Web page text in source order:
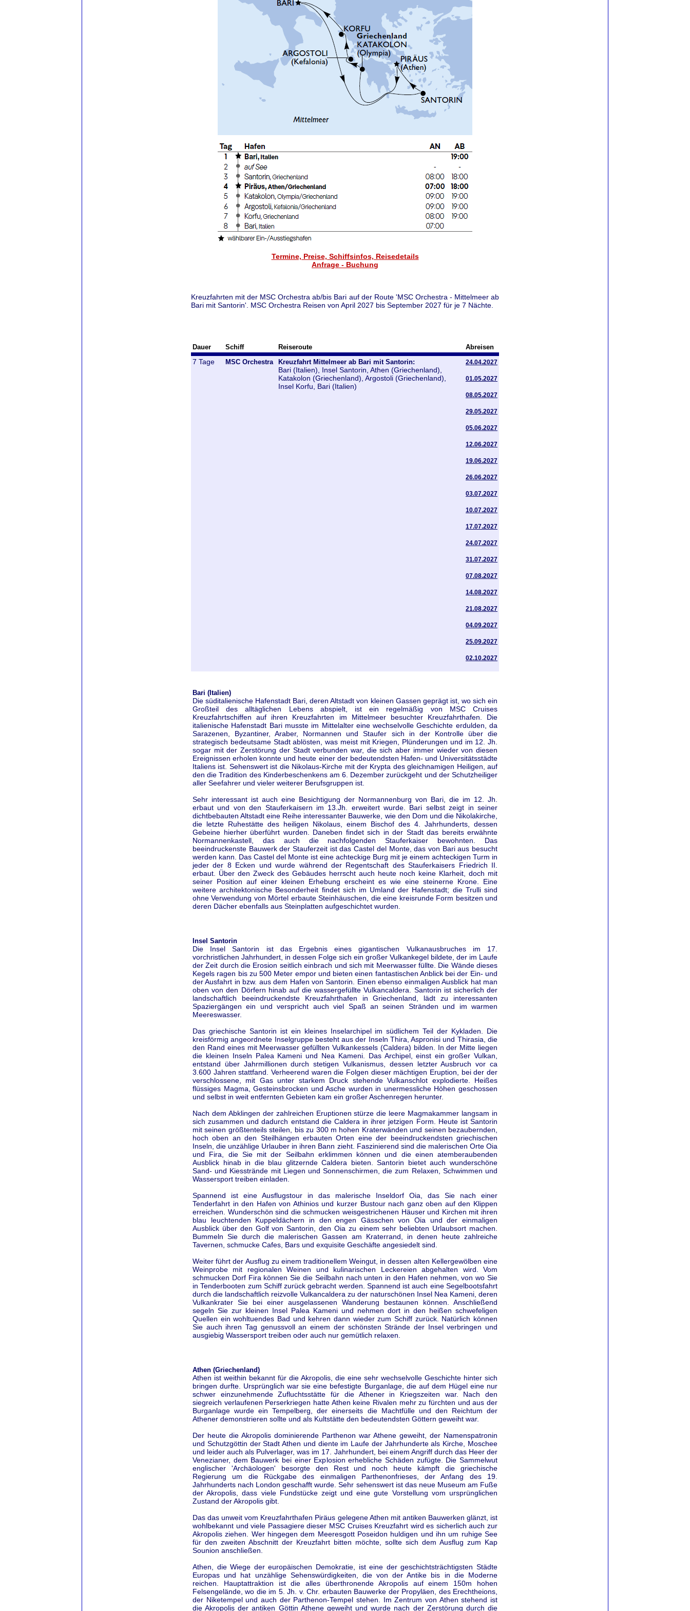
Termine, Preise, Schiffsinfos, Reisedetails
Anfrage - Buchung
Kreuzfahrten mit der MSC Orchestra ab/bis Bari auf der Route 'MSC Orchestra - Mittelmeer ab
Bari mit Santorin'. MSC Orchestra Reisen von April 2027 bis September 2027 für je 7 Nächte.
Dauer Schiff Reiseroute Abreisen
7 Tage MSC Orchestra Kreuzfahrt Mittelmeer ab Bari mit Santorin:
Bari (Italien), Insel Santorin, Athen (Griechenland),
Katakolon (Griechenland), Argostoli (Griechenland),
Insel Korfu, Bari (Italien)
24.04.2027
01.05.2027
08.05.2027
29.05.2027
05.06.2027
12.06.2027
19.06.2027
26.06.2027
03.07.2027
10.07.2027
17.07.2027
24.07.2027
31.07.2027
07.08.2027
14.08.2027
21.08.2027
04.09.2027
25.09.2027
02.10.2027
Bari (Italien)
Die süditalienische Hafenstadt Bari, deren Altstadt von kleinen Gassen geprägt ist, wo sich ein
Großteil des alltäglichen Lebens abspielt, ist ein regelmäßig von MSC Cruises
Kreuzfahrtschiffen auf ihren Kreuzfahrten im Mittelmeer besuchter Kreuzfahrthafen. Die
italienische Hafenstadt Bari musste im Mittelalter eine wechselvolle Geschichte erdulden, da
Sarazenen, Byzantiner, Araber, Normannen und Staufer sich in der Kontrolle über die
strategisch bedeutsame Stadt ablösten, was meist mit Kriegen, Plünderungen und im 12. Jh.
sogar mit der Zerstörung der Stadt verbunden war, die sich aber immer wieder von diesen
Ereignissen erholen konnte und heute einer der bedeutendsten Hafen- und Universitätsstädte
Italiens ist. Sehenswert ist die Nikolaus-Kirche mit der Krypta des gleichnamigen Heiligen, auf
den die Tradition des Kinderbeschenkens am 6. Dezember zurückgeht und der Schutzheiliger
aller Seefahrer und vieler weiterer Berufsgruppen ist.
Sehr interessant ist auch eine Besichtigung der Normannenburg von Bari, die im 12. Jh.
erbaut und von den Stauferkaisern im 13.Jh. erweitert wurde. Bari selbst zeigt in seiner
dichtbebauten Altstadt eine Reihe interessanter Bauwerke, wie den Dom und die Nikolakirche,
die letzte Ruhestätte des heiligen Nikolaus, einem Bischof des 4. Jahrhunderts, dessen
Gebeine hierher überführt wurden. Daneben findet sich in der Stadt das bereits erwähnte
Normannenkastell, das auch die nachfolgenden Stauferkaiser bewohnten. Das
beeindruckenste Bauwerk der Stauferzeit ist das Castel del Monte, das von Bari aus besucht
werden kann. Das Castel del Monte ist eine achteckige Burg mit je einem achteckigen Turm in
jeder der 8 Ecken und wurde während der Regentschaft des Stauferkaisers Friedrich II.
erbaut. Über den Zweck des Gebäudes herrscht auch heute noch keine Klarheit, doch mit
seiner Position auf einer kleinen Erhebung erscheint es wie eine steinerne Krone. Eine
weitere architektonische Besonderheit findet sich im Umland der Hafenstadt; die Trulli sind
ohne Verwendung von Mörtel erbaute Steinhäuschen, die eine kreisrunde Form besitzen und
deren Dächer ebenfalls aus Steinplatten aufgeschichtet wurden.
Insel Santorin
Die Insel Santorin ist das Ergebnis eines gigantischen Vulkanausbruches im 17.
vorchristlichen Jahrhundert, in dessen Folge sich ein großer Vulkankegel bildete, der im Laufe
der Zeit durch die Erosion seitlich einbrach und sich mit Meerwasser füllte. Die Wände dieses
Kegels ragen bis zu 500 Meter empor und bieten einen fantastischen Anblick bei der Ein- und
der Ausfahrt in bzw. aus dem Hafen von Santorin. Einen ebenso einmaligen Ausblick hat man
oben von den Dörfern hinab auf die wassergefüllte Vulkancaldera. Santorin ist sicherlich der
landschaftlich beeindruckendste Kreuzfahrthafen in Griechenland, lädt zu interessanten
Spaziergängen ein und verspricht auch viel Spaß an seinen Stränden und im warmen
Meereswasser.
Das griechische Santorin ist ein kleines Inselarchipel im südlichem Teil der Kykladen. Die
kreisförmig angeordnete Inselgruppe besteht aus der Inseln Thira, Aspronisi und Thirasia, die
den Rand eines mit Meerwasser gefüllten Vulkankessels (Caldera) bilden. In der Mitte liegen
die kleinen Inseln Palea Kameni und Nea Kameni. Das Archipel, einst ein großer Vulkan,
entstand über Jahrmillionen durch stetigen Vulkanismus, dessen letzter Ausbruch vor ca
3.600 Jahren stattfand. Verheerend waren die Folgen dieser mächtigen Eruption, bei der der
verschlossene, mit Gas unter starkem Druck stehende Vulkanschlot explodierte. Heißes
flüssiges Magma, Gesteinsbrocken und Asche wurden in unermessliche Höhen geschossen
und selbst in weit entfernten Gebieten kam ein großer Aschenregen herunter.
Nach dem Abklingen der zahlreichen Eruptionen stürze die leere Magmakammer langsam in
sich zusammen und dadurch entstand die Caldera in ihrer jetzigen Form. Heute ist Santorin
mit seinen größtenteils steilen, bis zu 300 m hohen Kraterwänden und seinen bezaubernden,
hoch oben an den Steilhängen erbauten Orten eine der beeindruckendsten griechischen
Inseln, die unzählige Urlauber in ihren Bann zieht. Faszinierend sind die malerischen Orte Oia
und Fira, die Sie mit der Seilbahn erklimmen können und die einen atemberaubenden
Ausblick hinab in die blau glitzernde Caldera bieten. Santorin bietet auch wunderschöne
Sand- und Kiesstrände mit Liegen und Sonnenschirmen, die zum Relaxen, Schwimmen und
Wassersport treiben einladen.
Spannend ist eine Ausflugstour in das malerische Inseldorf Oia, das Sie nach einer
Tenderfahrt in den Hafen von Athinios und kurzer Bustour nach ganz oben auf den Klippen
erreichen. Wunderschön sind die schmucken weisgestrichenen Häuser und Kirchen mit ihren
blau leuchtenden Kuppeldächern in den engen Gässchen von Oia und der einmaligen
Ausblick über den Golf von Santorin, den Oia zu einem sehr beliebten Urlaubsort machen.
Bummeln Sie durch die malerischen Gassen am Kraterrand, in denen heute zahlreiche
Tavernen, schmucke Cafes, Bars und exquisite Geschäfte angesiedelt sind.
Weiter führt der Ausflug zu einem traditionellem Weingut, in dessen alten Kellergewölben eine
Weinprobe mit regionalen Weinen und kulinarischen Leckereien abgehalten wird. Vom
schmucken Dorf Fira können Sie die Seilbahn nach unten in den Hafen nehmen, von wo Sie
in Tenderbooten zum Schiff zurück gebracht werden. Spannend ist auch eine Segelbootsfahrt
durch die landschaftlich reizvolle Vulkancaldera zu der naturschönen Insel Nea Kameni, deren
Vulkankrater Sie bei einer ausgelassenen Wanderung bestaunen können. Anschließend
segeln Sie zur kleinen Insel Palea Kameni und nehmen dort in den heißen schwefeligen
Quellen ein wohltuendes Bad und kehren dann wieder zum Schiff zurück. Natürlich können
Sie auch ihren Tag genussvoll an einem der schönsten Strände der Insel verbringen und
ausgiebig Wassersport treiben oder auch nur gemütlich relaxen.
Athen (Griechenland)
Athen ist weithin bekannt für die Akropolis, die eine sehr wechselvolle Geschichte hinter sich
bringen durfte. Ursprünglich war sie eine befestigte Burganlage, die auf dem Hügel eine nur
schwer einzunehmende Zufluchtsstätte für die Athener in Kriegszeiten war. Nach den
siegreich verlaufenen Perserkriegen hatte Athen keine Rivalen mehr zu fürchten und aus der
Burganlage wurde ein Tempelberg, der einerseits die Machtfülle und den Reichtum der
Athener demonstrieren sollte und als Kultstätte den bedeutendsten Göttern geweiht war.
Der heute die Akropolis dominierende Parthenon war Athene geweiht, der Namenspatronin
und Schutzgöttin der Stadt Athen und diente im Laufe der Jahrhunderte als Kirche, Moschee
und leider auch als Pulverlager, was im 17. Jahrhundert, bei einem Angriff durch das Heer der
Venezianer, dem Bauwerk bei einer Explosion erhebliche Schäden zufügte. Die Sammelwut
englischer 'Archäologen' besorgte den Rest und noch heute kämpft die griechische
Regierung um die Rückgabe des einmaligen Parthenonfrieses, der Anfang des 19.
Jahrhunderts nach London geschafft wurde. Sehr sehenswert ist das neue Museum am Fuße
der Akropolis, dass viele Fundstücke zeigt und eine gute Vorstellung vom ursprünglichen
Zustand der Akropolis gibt.
Das das unweit vom Kreuzfahrthafen Piräus gelegene Athen mit antiken Bauwerken glänzt, ist
wohlbekannt und viele Passagiere dieser MSC Cruises Kreuzfahrt wird es sicherlich auch zur
Akropolis ziehen. Wer hingegen dem Meeresgott Poseidon huldigen und ihn um ruhige See
für den zweiten Abschnitt der Kreuzfahrt bitten möchte, sollte sich dem Ausflug zum Kap
Sounion anschließen.
Athen, die Wiege der europäischen Demokratie, ist eine der geschichtsträchtigsten Städte
Europas und hat unzählige Sehenswürdigkeiten, die von der Antike bis in die Moderne
reichen. Hauptattraktion ist die alles überthronende Akropolis auf einem 150m hohen
Felsengelände, wo die im 5. Jh. v. Chr. erbauten Bauwerke der Propyläen, des Erechtheions,
der Niketempel und auch der Parthenon-Tempel stehen. Im Zentrum von Athen stehend ist
die Akropolis der antiken Göttin Athene geweiht und wurde nach der Zerstörung durch die